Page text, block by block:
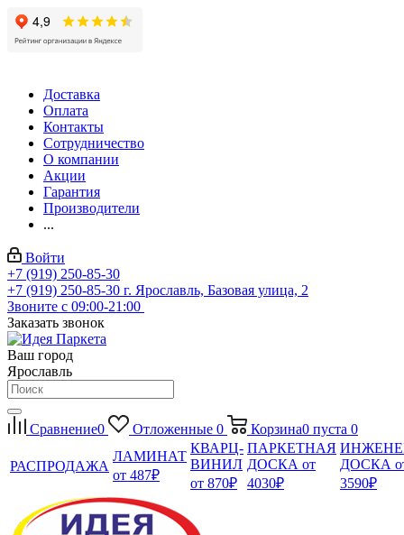
Доставка
Оплата
Контакты
Сотрудничество
О компании
Акции
Гарантия
Производители
...
Войти
+7 (919) 250-85-30
+7 (919) 250-85-30 г. Ярославль, Базовая улица, 2
Звоните с 09:00-21:00
Заказать звонок
Ваш город
Ярославль
Сравнение0 Отложенные 0 Корзина0 пуста 0
РАСПРОДАЖА
ЛАМИНАТ
от 487₽
КВАРЦ-
ВИНИЛ
от 870₽
ПАРКЕТНАЯ
ДОСКА от
4030₽
ДОСКА
3590₽